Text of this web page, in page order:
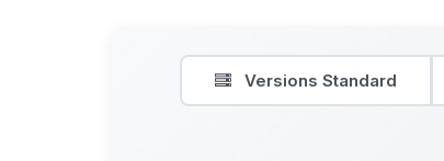
Versions Standard